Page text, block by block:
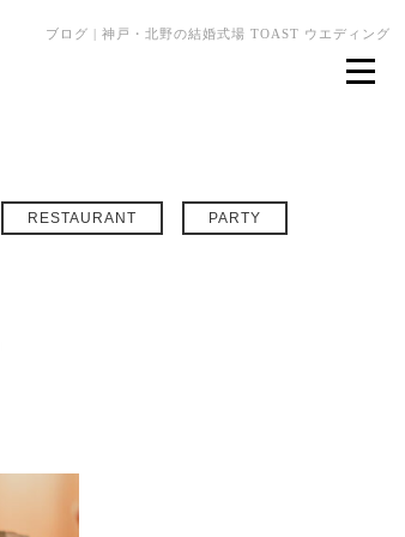
ブログ | 神戸・北野の結婚式場 TOAST ウエディング
RESTAURANT PARTY